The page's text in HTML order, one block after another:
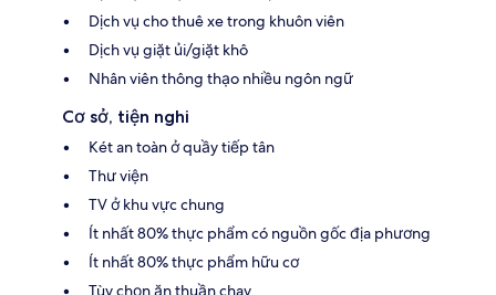
Dịch vụ cho thuê xe trong khuôn viên
Dịch vụ giặt ủi/giặt khô
Nhân viên thông thạo nhiều ngôn ngữ
Cơ sở, tiện nghi
Két an toàn ở quầy tiếp tân
Thư viện
TV ở khu vực chung
Ít nhất 80% thực phẩm có nguồn gốc địa phương
Ít nhất 80% thực phẩm hữu cơ
Tùy chọn ăn thuần chay